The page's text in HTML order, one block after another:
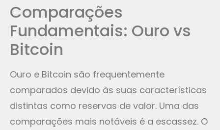
Comparações
Fundamentais: Ouro vs
Bitcoin
Ouro e Bitcoin são frequentemente
comparados devido às suas características
distintas como reservas de valor. Uma das
comparações mais notáveis é a escassez. O